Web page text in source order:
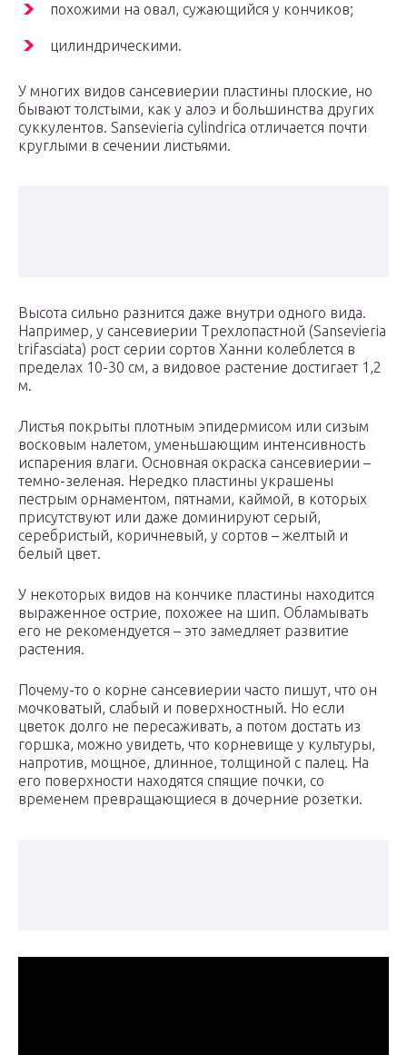
похожими на овал, сужающийся у кончиков;
цилиндрическими.
У многих видов сансевиерии пластины плоские, но
бывают толстыми, как у алоэ и большинства других
суккулентов. Sansevieria cylindrica отличается почти
круглыми в сечении листьями.
Высота сильно разнится даже внутри одного вида.
Например, у сансевиерии Трехлопастной (Sansevieria
trifasciata) рост серии сортов Ханни колеблется в
пределах 10-30 см, а видовое растение достигает 1,2
м.
Листья покрыты плотным эпидермисом или сизым
восковым налетом, уменьшающим интенсивность
испарения влаги. Основная окраска сансевиерии –
темно-зеленая. Нередко пластины украшены
пестрым орнаментом, пятнами, каймой, в которых
присутствуют или даже доминируют серый,
серебристый, коричневый, у сортов – желтый и
белый цвет.
У некоторых видов на кончике пластины находится
выраженное острие, похожее на шип. Обламывать
его не рекомендуется – это замедляет развитие
растения.
Почему-то о корне сансевиерии часто пишут, что он
мочковатый, слабый и поверхностный. Но если
цветок долго не пересаживать, а потом достать из
горшка, можно увидеть, что корневище у культуры,
напротив, мощное, длинное, толщиной с палец. На
его поверхности находятся спящие почки, со
временем превращающиеся в дочерние розетки.